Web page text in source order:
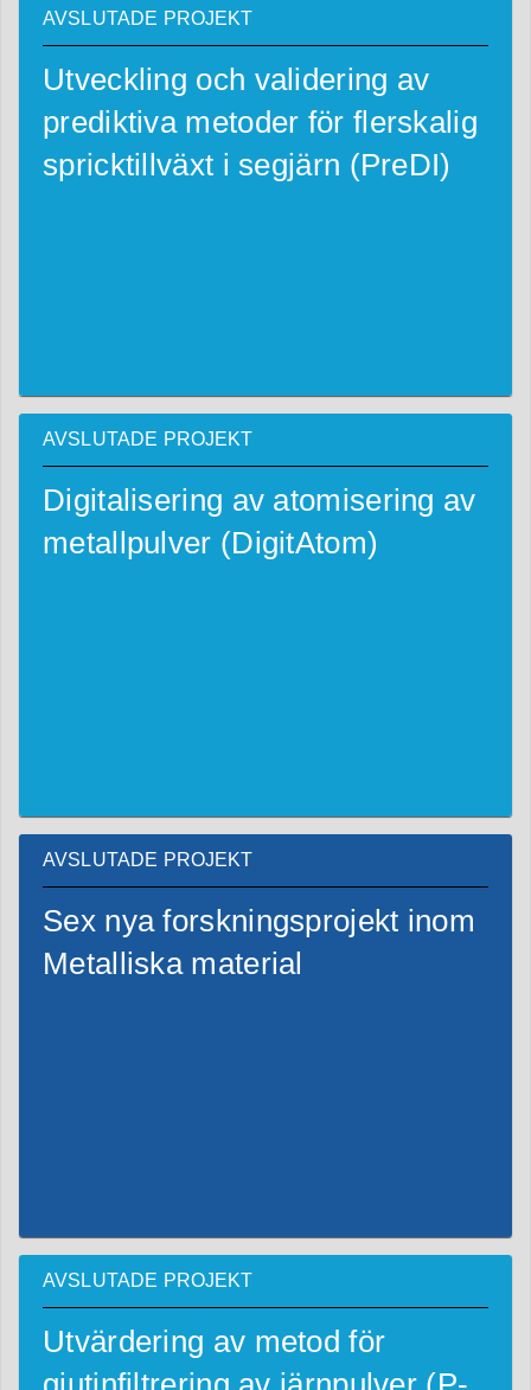
AVSLUTADE PROJEKT
Utveckling och validering av
prediktiva metoder för flerskalig
spricktillväxt i segjärn (PreDI)
AVSLUTADE PROJEKT
Digitalisering av atomisering av
metallpulver (DigitAtom)
AVSLUTADE PROJEKT
Sex nya forskningsprojekt inom
Metalliska material
AVSLUTADE PROJEKT
Utvärdering av metod för